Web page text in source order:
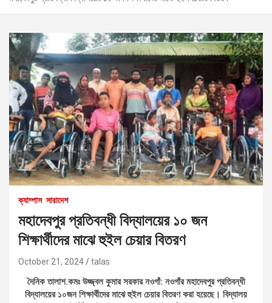
ক্যাম্পাস সারাদেশ
মহাদেবপুর প্রতিবন্ধী বিদ্যালয়ের ১০ জন
শিক্ষার্থীদের মাঝে হুইল চেয়ার বিতরণ
October 21, 2024 talas
দৈনিক তালাশ.কমঃ উজ্জ্বল কুমার সরকার নওগাঁ: নওগাঁর মহাদেবপুর প্রতিবন্ধী
বিদ্যালয়ের ১০জন শিক্ষার্থীদের মাঝে হুইল চেয়ার বিতরণ করা হয়েছে। বিদ্যালয়